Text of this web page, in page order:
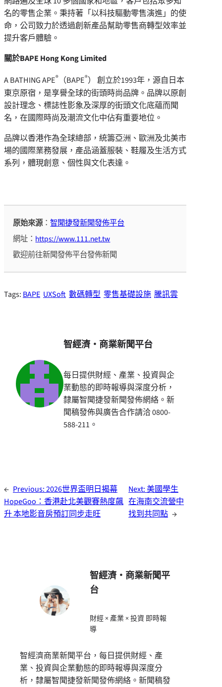
名的零售企業。秉持著「以科技驅動零售演進」的使
命，公司致力於透過創新產品幫助零售商轉型效率並
提升客戶體驗。
關於BAPE Hong Kong Limited
A BATHING APE® （BAPE®） 創立於1993年，源自日本
東京原宿，是享譽全球的街頭時尚品牌。品牌以原創
設計理念、標誌性影象及深厚的街頭文化底蘊而聞
名，在國際時尚及潮流文化中佔有重要地位。
品牌以香港作為全球總部，統籌亞洲、歐洲及北美市
場的國際業務發展，產品涵蓋服裝、鞋履及生活方式
系列，體現創意、個性與文化表達。
原始來源：智聞捷發新聞發佈平台
網址： https://www.111.net.tw
歡迎前往新聞發佈平台發佈新聞
Tags: BAPE UXSoft 數碼轉型 零售基礎設施 騰訊雲
智經濟・商業新聞平台
每日提供財經、產業、投資與企
業動態的即時報導與深度分析，
隸屬智聞捷發新聞發佈網絡。新
聞稿發佈與廣告合作請洽 0800-
588-211。
← Previous:2026世界盃明日揭幕
HopeGoo：香港赴北美觀賽熱度飆
升 本地影音房預訂同步走旺
Next:美國學生
在海南交流營中
找到共同點 →
智經濟・商業新聞平
台
財經 × 產業 × 投資 即時報
導
智經濟商業新聞平台，每日提供財經、產
業、投資與企業動態的即時報導與深度分
析，隸屬智聞捷發新聞發佈網絡。新聞稿發